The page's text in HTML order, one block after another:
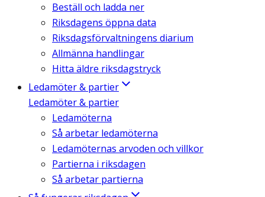
Beställ och ladda ner
Riksdagens öppna data
Riksdagsförvaltningens diarium
Allmänna handlingar
Hitta äldre riksdagstryck
Ledamöter & partier
Ledamöter & partier
Ledamöterna
Så arbetar ledamöterna
Ledamöternas arvoden och villkor
Partierna i riksdagen
Så arbetar partierna